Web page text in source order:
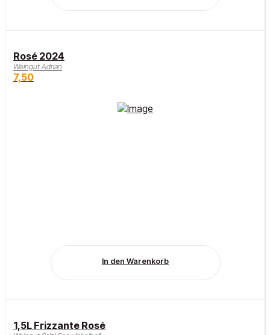
Rosé 2024
Weingut Adrian
7,50
In den Warenkorb
1,5L Frizzante Rosé